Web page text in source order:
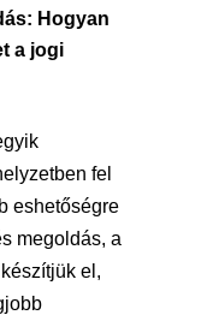
Hogyan
a jogi
fel
eshetőségre
megoldás, a
el,